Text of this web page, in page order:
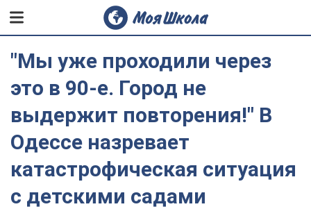
"Мы уже проходили через
это в 90-е. Город не
выдержит повторения!" В
Одессе назревает
катастрофическая ситуация
с детскими садами